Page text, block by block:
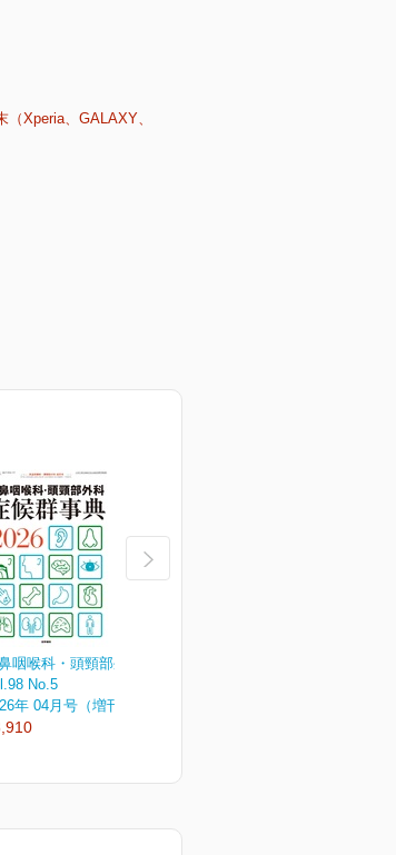
Xperia、GALAXY、
咽喉科・頭頸部外科
No.5
年 04月号（増刊号）